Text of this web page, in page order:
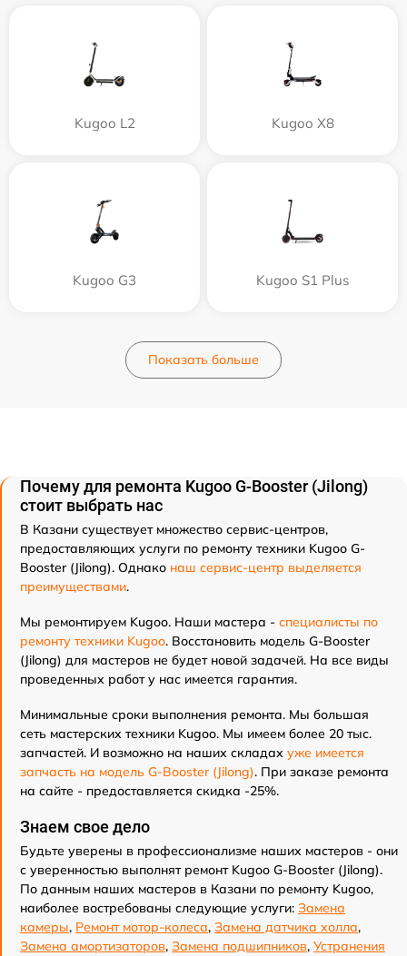
Kugoo L2 Kugoo X8
Kugoo G3 Kugoo S1 Plus
Показать больше
Почему для ремонта Kugoo G-Booster (Jilong)
стоит выбрать нас
В Казани существует множество сервис-центров,
предоставляющих услуги по ремонту техники Kugoo G-
Booster (Jilong). Однако наш сервис-центр выделяется
преимуществами.
Мы ремонтируем Kugoo. Наши мастера - специалисты по
ремонту техники Kugoo. Восстановить модель G-Booster
(Jilong) для мастеров не будет новой задачей. На все виды
проведенных работ у нас имеется гарантия.
Минимальные сроки выполнения ремонта. Мы большая
сеть мастерских техники Kugoo. Мы имеем более 20 тыс.
запчастей. И возможно на наших складах уже имеется
запчасть на модель G-Booster (Jilong). При заказе ремонта
на сайте - предоставляется скидка -25%.
Знаем свое дело
Будьте уверены в профессионализме наших мастеров - они
с уверенностью выполнят ремонт Kugoo G-Booster (Jilong).
По данным наших мастеров в Казани по ремонту Kugoo,
наиболее востребованы следующие услуги: Замена
камеры, Ремонт мотор-колеса, Замена датчика холла,
Замена амортизаторов, Замена подшипников, Устранения